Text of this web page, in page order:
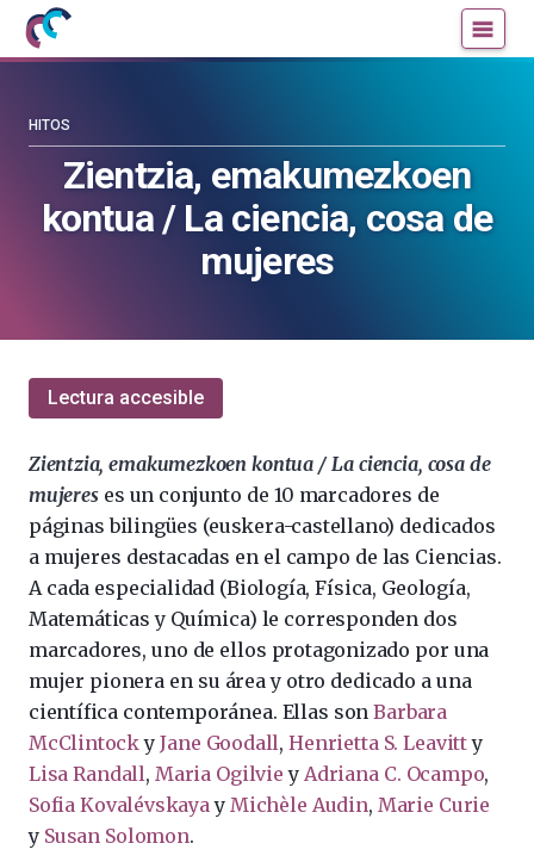
Mujeres
con
Cultura
blog
Cultura
Zientzia, emakumezkoen
kontua / La ciencia, cosa de
mujeres
HITOS
Lectura accesible
Zientzia, emakumezkoen kontua / La ciencia, cosa de
mujeres es un conjunto de 10 marcadores de
páginas bilingües (euskera-castellano) dedicados
a mujeres destacadas en el campo de las Ciencias.
A cada especialidad (Biología, Física, Geología,
Matemáticas y Química) le corresponden dos
marcadores, uno de ellos protagonizado por una
mujer pionera en su área y otro dedicado a una
científica contemporánea. Ellas sonBarbara
McClintockyJane Goodall,Henrietta S. Leavitty
Lisa Randall,Maria Ogilvie yAdriana C. Ocampo,
Sofia KovalévskayayMichèle Audin, Marie Curie
y Susan Solomon.